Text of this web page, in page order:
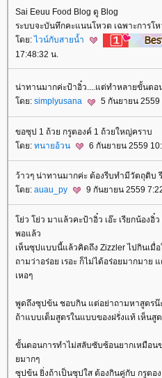
Sai Eeuu Food Blog ดู Blog
ระบบจะบันทึกคะแนนโหวต เฉพาะการโ
ดย: ไวน์กับสายน้ำ
17:48:32 น.
น่าทานมากค่ะป้าอิ๋ว....แต่ทำหลายขั้นตอ
ดย: simplyusana 5 กันยายน 2559
ขอซุป 1 ถ้วย กรูตองค์ 1 ถ้วยใหญ่คราบ
ดย: ทนายอ้วน 6 กันยายน 2559
ว้าวๆ น่าทานมากค่ะ ต้องรีบทำมีวัตถุดิบ
ดย: auau_py 9 กันยายน 2559
ว โย่ว มาแล้วคะป้าอิ๋ว เอ๊ะ เรียกน้องอิ๋ว
พอแล้ว
เห็นซุปแบบนี้แล้วคิดถึง Zizzler ไปกินเ
ถามว่าอร่อย เรอะ ก็ไม่ได้อร่อยมากมาย
เหอๆ
พูดถึงซุปข้น ชอบกิน แต่อย่าถามหาสูตรน๊
ถ้าแบบเต็มสูตรในแบบของฝรั่งแท้ เห็นสู
ขั้นตอนการทำไม่สลับซับซ้อนยากเหมือน
มากๆ
ซุปข้น ยิ่งถ้าเป็นซุปใส ต้องกินคู่กับ กรูตอ